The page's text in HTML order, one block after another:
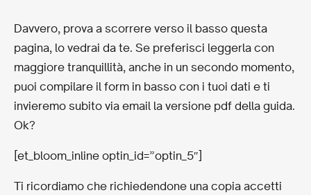
Davvero, prova a scorrere verso il basso questa
pagina, lo vedrai da te. Se preferisci leggerla con
maggiore tranquillità, anche in un secondo momento,
puoi compilare il form in basso con i tuoi dati e ti
invieremo subito via email la versione pdf della guida.
Ok?
[et_bloom_inline optin_id=”optin_5″]
Ti ricordiamo che richiedendone una copia accetti